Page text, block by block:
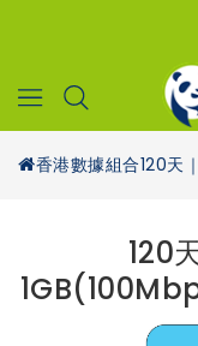
香港數據組合
120